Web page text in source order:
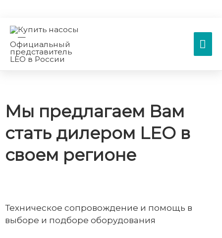
Мы предлагаем Вам
стать дилером LEO в
своем регионе
Техническое сопровождение и помощь в
выборе и подборе оборудования